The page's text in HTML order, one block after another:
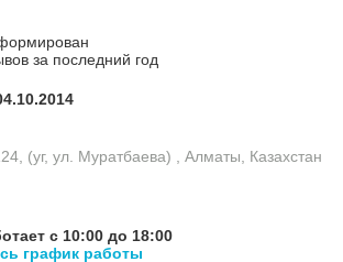
за последний год
(уг, ул. Муратбаева) , Алматы, Казахстан
с 10:00 до 18:00
график работы